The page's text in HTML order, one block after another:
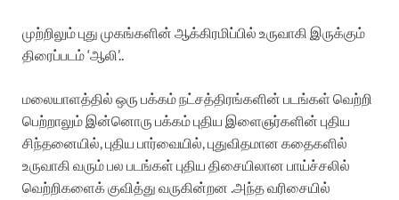
முற்றிலும் புது முகங்களின் ஆக்கிரமிப்பில் உருவாகி இருக்கும்
திரைப்படம் ‘ஆலி’..
மலையாளத்தில் ஒரு பக்கம் நட்சத்திரங்களின் படங்கள் வெற்றி
பெற்றாலும் இன்னொரு பக்கம் புதிய இளைஞர்களின் புதிய
சிந்தனையில், புதிய பார்வையில், புதுவிதமான கதைகளில்
உருவாகி வரும் பல படங்கள் புதிய திசையிலான பாய்ச்சலில்
வெற்றிகளைக் குவித்து வருகின்றன .அந்த வரிசையில்